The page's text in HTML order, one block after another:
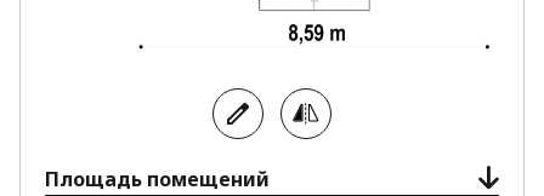
Площадь помещений